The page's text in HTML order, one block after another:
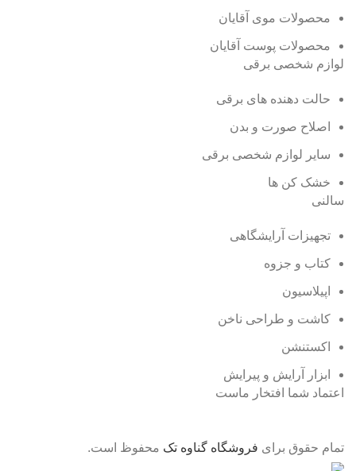
محصولات موی آقایان
محصولات پوست آقایان
لوازم شخصی برقی
حالت دهنده های برقی
اصلاح صورت و بدن
سایر لوازم شخصی برقی
خشک کن ها
سالنی
تجهیزات آرایشگاهی
کتاب و جزوه
اپیلاسیون
کاشت و طراحی ناخن
اکستنشن
ابزار آرایش و پیرایش
اعتماد شما افتخار ماست
تمام حقوق برای فروشگاه گناوه تک محفوظ است.